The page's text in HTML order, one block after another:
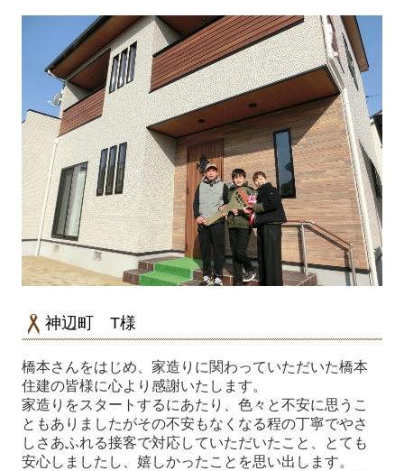
神辺町 T様
橋本さんをはじめ、家造りに関わっていただいた橋本
住建の皆様に心より感謝いたします。
家造りをスタートするにあたり、色々と不安に思うこ
ともありましたがその不安もなくなる程の丁寧でやさ
しさあふれる接客で対応していただいたこと、とても
安心しましたし、嬉しかったことを思い出します。